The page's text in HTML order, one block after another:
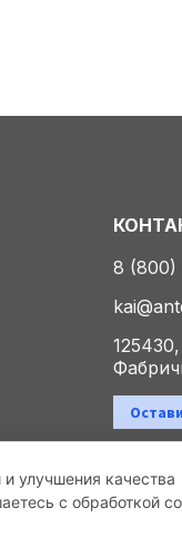
улучшения качества
с обработкой
8 (800)
Политика